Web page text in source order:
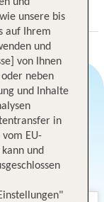
Service
unsere bis
auf Ihrem
und
von Ihnen
neben
und Inhalte
in
EU-
und